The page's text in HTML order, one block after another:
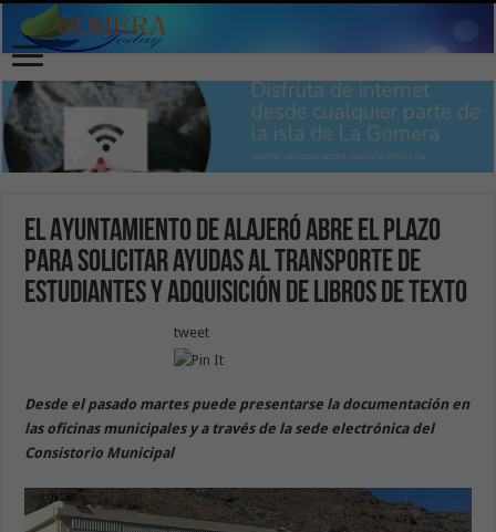
El Ayuntamiento de Alajeró abre el plazo
para solicitar ayudas al transporte de
estudiantes y adquisición de libros de texto
tweet
Desde el pasado martes puede presentarse la documentación en
las oficinas municipales y a través de la sede electrónica del
Consistorio Municipal